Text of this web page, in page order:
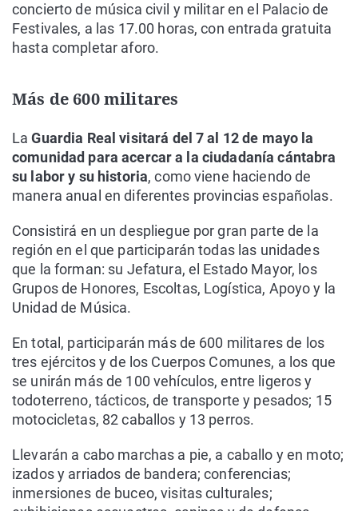
concierto de música civil y militar en el Palacio de
Festivales, a las 17.00 horas, con entrada gratuita
hasta completar aforo.
Más de 600 militares
LaGuardia Real visitará del 7 al 12 de mayo la
comunidad para acercar a la ciudadanía cántabra
su labor y su historia, como viene haciendo de
manera anual en diferentes provincias españolas.
Consistirá en un despliegue por gran parte de la
región en el que participarán todas las unidades
que la forman: su Jefatura, el Estado Mayor, los
Grupos de Honores, Escoltas, Logística, Apoyo y la
Unidad de Música.
En total, participarán más de 600 militares de los
tres ejércitos y de los Cuerpos Comunes, a los que
se unirán más de 100 vehículos, entre ligeros y
todoterreno, tácticos, de transporte y pesados; 15
motocicletas, 82 caballos y 13 perros.
Llevarán a cabo marchas a pie, a caballo y en moto;
izados y arriados de bandera; conferencias;
inmersiones de buceo, visitas culturales;